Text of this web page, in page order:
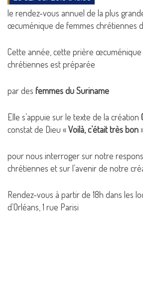
le rendez-vous annuel de la plus
œcuménique de femmes chrétiennes
Cette année, cette prière œcuménique
chrétiennes est préparée
par des femmes du Suriname
Elle s’appuie sur le texte de la création
constat de Dieu «Voilà, c’était très bon
pour nous interroger sur notre
chrétiennes et sur l’avenir de notre
Rendez-vous à partir de 18h dans les
d’Orléans, 1 rue Parisi